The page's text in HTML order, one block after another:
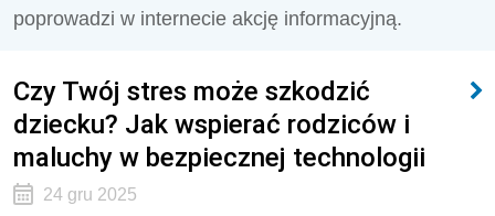
poprowadzi w internecie akcję informacyjną.
Czy Twój stres może szkodzić
dziecku? Jak wspierać rodziców i
maluchy w bezpiecznej technologii
24 gru 2025